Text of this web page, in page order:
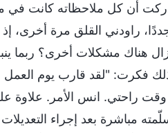
وأدركت أن كل ملاحظاته كانت
راودني القلق مرة أخرى،
هناك مشكلات أخرى؟ ربما
فكرت: "لقد قارب يوم العمل
راحتي. انس الأمر. علاوة على
مباشرة بعد إجراء